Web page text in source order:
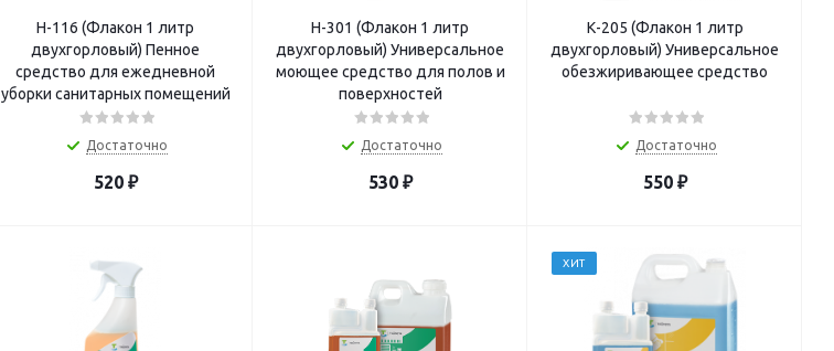
Н-116 (Флакон 1 литр
двухгорловый) Пенное
средство для ежедневной
уборки санитарных помещений
Достаточно
520₽
Н-301 (Флакон 1 литр
двухгорловый) Универсальное
моющее средство для полов и
поверхностей
Достаточно
530₽
К-205 (Флакон 1 литр
двухгорловый) Универсальное
обезжиривающее средство
Достаточно
550₽
ХИТ